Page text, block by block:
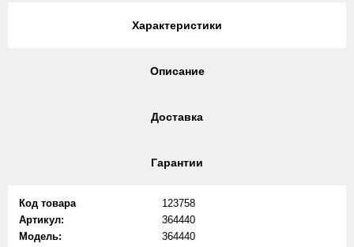
Характеристики
Описание
Доставка
Гарантии
Код товара
123758
Артикул:
364440
Модель:
364440